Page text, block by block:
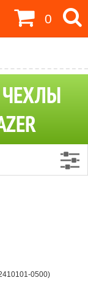
0